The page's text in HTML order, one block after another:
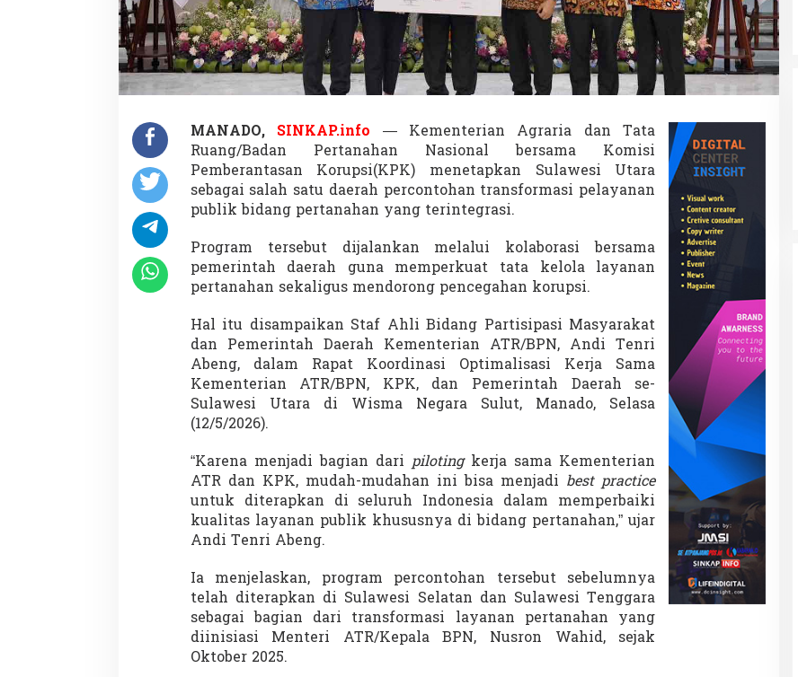
a
n
T
r
a
n
o
r
m
a
s
i
a
a
n
n
P
e
r
t
a
h
a
n
M
o
d
r
n
T
e
r
i
n
MANADO, SINKAP.info — Kementerian Agraria dan Tata
Ruang/Badan Pertanahan Nasional bersama Komisi
Pemberantasan Korupsi(KPK) menetapkan Sulawesi Utara
sebagai salah satu daerah percontohan transformasi pelayanan
publik bidang pertanahan yang terintegrasi.
Program tersebut dijalankan melalui kolaborasi bersama
pemerintah daerah guna memperkuat tata kelola layanan
pertanahan sekaligus mendorong pencegahan korupsi.
Hal itu disampaikan Staf Ahli Bidang Partisipasi Masyarakat
dan Pemerintah Daerah Kementerian ATR/BPN, Andi Tenri
Abeng, dalam Rapat Koordinasi Optimalisasi Kerja Sama
Kementerian ATR/BPN, KPK, dan Pemerintah Daerah se-
Sulawesi Utara di Wisma Negara Sulut, Manado, Selasa
(12/5/2026).
“Karena menjadi bagian daripilotingkerja sama Kementerian
ATR dan KPK, mudah-mudahan ini bisa menjadi best practice
untuk diterapkan di seluruh Indonesia dalam memperbaiki
kualitas layanan publik khususnya di bidang pertanahan,” ujar
Andi Tenri Abeng.
Ia menjelaskan, program percontohan tersebut sebelumnya
telah diterapkan di Sulawesi Selatan dan Sulawesi Tenggara
sebagai bagian dari transformasi layanan pertanahan yang
diinisiasi Menteri ATR/Kepala BPN, Nusron Wahid, sejak
Oktober 2025.